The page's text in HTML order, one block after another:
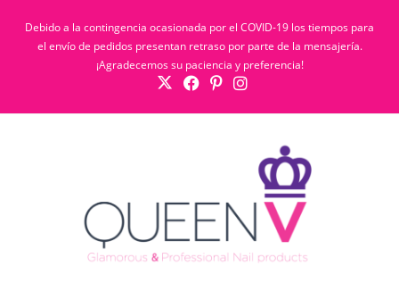
Debido a la contingencia ocasionada por el COVID-19 los tiempos para
el envío de pedidos presentan retraso por parte de la mensajería.
¡Agradecemos su paciencia y preferencia!